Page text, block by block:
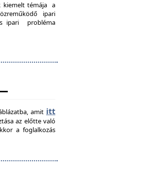
kiemelt témája a
ipari
ipari probléma
amit itt
az előtte való
a foglalkozás